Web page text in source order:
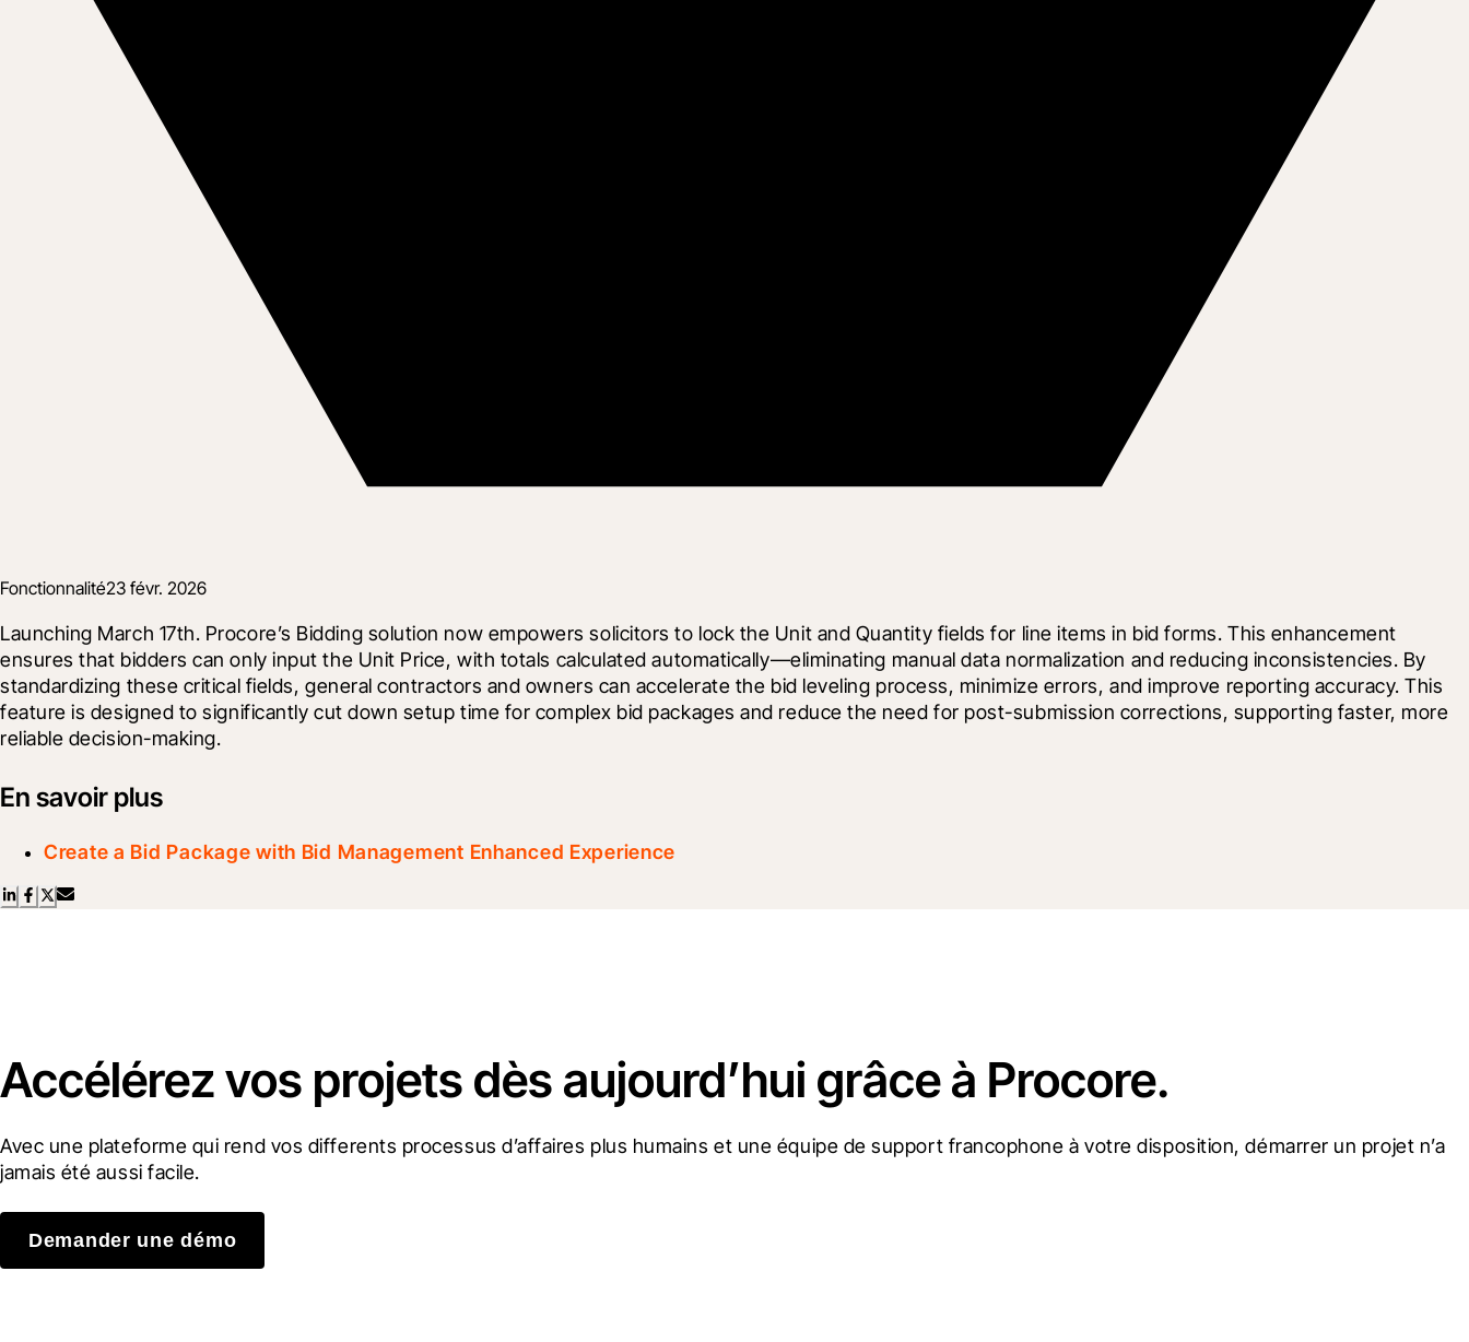
Fonctionnalité23 févr. 2026
Launching March 17th. Procore’s Bidding solution now empowers solicitors to lock the Unit and Quantity fields for line items in bid forms. This enhancement
ensures that bidders can only input the Unit Price, with totals calculated automatically—eliminating manual data normalization and reducing inconsistencies. By
standardizing these critical fields, general contractors and owners can accelerate the bid leveling process, minimize errors, and improve reporting accuracy. This
feature is designed to significantly cut down setup time for complex bid packages and reduce the need for post-submission corrections, supporting faster, more
reliable decision-making.
En savoir plus
Create a Bid Package with Bid Management Enhanced Experience
Accélérez vos projets dès aujourd’hui grâce à Procore.
Avec une plateforme qui rend vos differents processus d’affaires plus humains et une équipe de support francophone à votre disposition, démarrer un projet n’a
jamais été aussi facile.
Demander une démo